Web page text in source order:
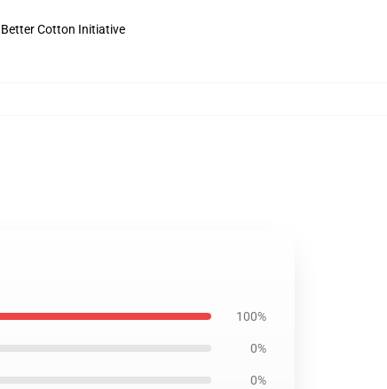
Cotton Initiative
100%
0%
0%